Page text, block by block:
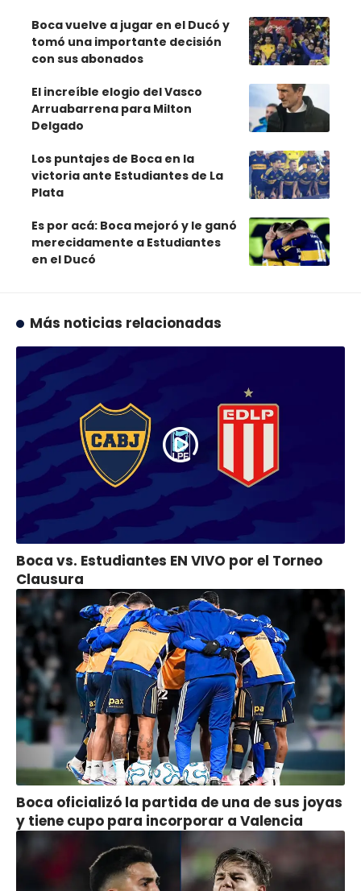
Boca vuelve a jugar en el Ducó y
tomó una importante decisión
con sus abonados
El increíble elogio del Vasco
Arruabarrena para Milton
Delgado
Los puntajes de Boca en la
victoria ante Estudiantes de La
Plata
Es por acá: Boca mejoró y le ganó
merecidamente a Estudiantes
en el Ducó
Más noticias relacionadas
Boca vs. Estudiantes EN VIVO por el Torneo
Clausura
Boca oficializó la partida de una de sus joyas
y tiene cupo para incorporar a Valencia